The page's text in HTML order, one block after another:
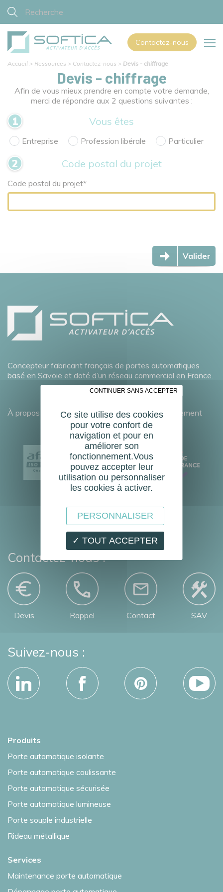
Contactez-nous
Accueil > Ressources > Contactez-nous > Devis - chiffrage
Devis - chiffrage
Afin de vous mieux prendre en compte votre demande,
merci de répondre aux 2 questions suivantes :
Vous êtes
Entreprise Profession libérale Particulier
Code postal du projet
Code postal du projet*
Valider
Concepteur fabricant français de portes automatiques
basé en Savoie et doté d’un réseau commercial en France.
À propos Développement durable Recrutement
EN
16005
Contactez-nous :
Devis Rappel Contact SAV
Suivez-nous :
Produits
Porte automatique isolante
Porte automatique coulissante
Porte automatique sécurisée
Porte automatique lumineuse
Porte souple industrielle
Rideau métallique
Services
Maintenance porte automatique
Ce site utilise des cookies
pour votre confort de
navigation et pour en
améliorer son
fonctionnement.Vous
pouvez accepter leur
utilisation ou personnaliser
les cookies à activer.
✓ TOUT ACCEPTER
✗ CONTINUER SANS ACCEPTER
PERSONNALISER